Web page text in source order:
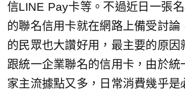
信LINE Pay卡等。不過近日一張名
的聯名信用卡就在網路上備受討論
的民眾也大讚好用，最主要的原因
跟統一企業聯名的信用卡，由於統
家主流據點又多，日常消費幾乎是